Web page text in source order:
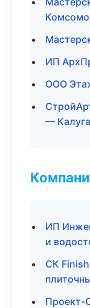
ИП
ООО
— Калуга
ИП
и
СК
Проект-